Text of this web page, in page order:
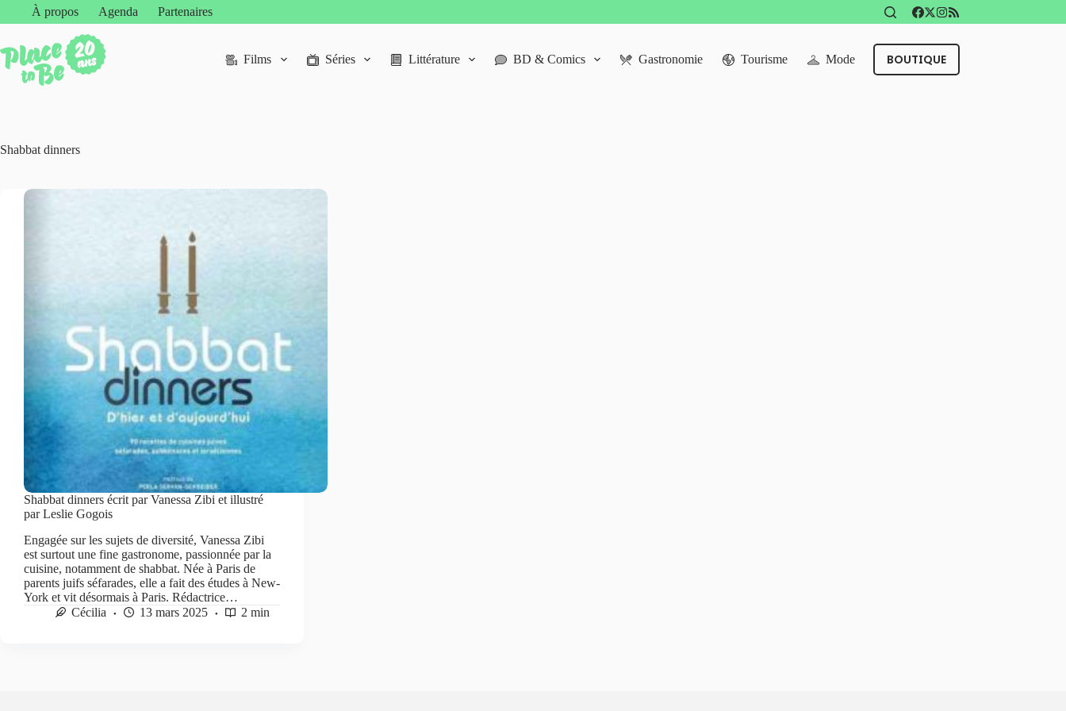
À propos Agenda Partenaires
Films Séries Littérature BD & Comics Gastronomie Tourisme Mode BOUTIQUE
Shabbat dinners
Shabbat dinners écrit par Vanessa Zibi et illustré
par Leslie Gogois
Engagée sur les sujets de diversité, Vanessa Zibi
est surtout une fine gastronome, passionnée par la
cuisine, notamment de shabbat. Née à Paris de
parents juifs séfarades, elle a fait des études à New-
York et vit désormais à Paris. Rédactrice…
Cécilia
13 mars 2025 2 min